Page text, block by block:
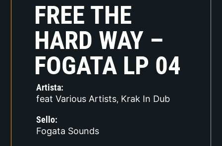
FREE THE
HARD WAY –
FOGATA LP 04
Artista:
feat Various Artists, Krak In Dub
Sello:
Fogata Sounds